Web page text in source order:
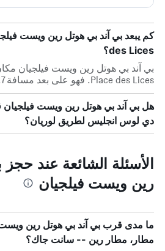
des Lices؟
بي آند بي هوتل رين ويست فيلجيان
Place des Lices. فهو على بعد مسافة 2.7 كم.
هل بي آند بي هوتل رين ويست
دي لوس انجليس لطريق لوريان؟
الأسئلة الشائعة عند
رين ويست فيلجيان
ما مدى قرب بي آند بي هوتل رين
مطار، مطار رين -- سانت جاك؟